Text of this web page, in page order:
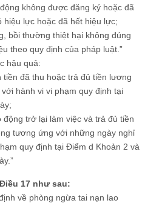
không được đăng ký hoặc đã
hiệu lực hoặc đã hết hiệu lực;
bồi thường thiệt hại không đúng
theo quy định của pháp luật.”
hậu quả:
tiền đã thu hoặc trả đủ tiền lương
hành vi vi phạm quy định tại
trở lại làm việc và trả đủ tiền
tương ứng với những ngày nghỉ
quy định tại Điểm d Khoản 2 và
17 như sau:
về phòng ngừa tai nạn lao